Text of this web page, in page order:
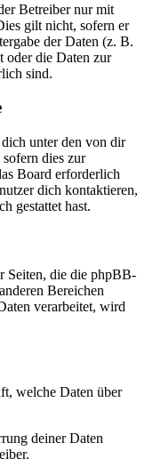
Betreiber nur mit
gilt nicht, sofern er
der Daten (z. B.
oder die Daten zur
sind.
unter den von dir
dies zur
Board erforderlich
dich kontaktieren,
gestattet hast.
Seiten, die die phpBB-
Bereichen
verarbeitet, wird
welche Daten über
deiner Daten